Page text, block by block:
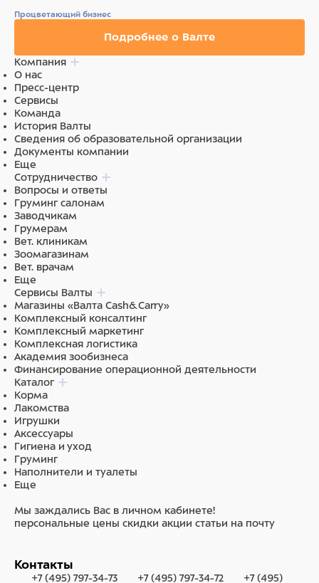
Процветающий бизнес
Подробнее о Валте
Компания
О нас
Пресс-центр
Сервисы
Команда
История Валты
Сведения об образовательной организации
Документы компании
Еще
Сотрудничество
Вопросы и ответы
Груминг салонам
Заводчикам
Грумерам
Вет. клиникам
Зоомагазинам
Вет. врачам
Еще
Сервисы Валты
Магазины «Валта Cash&Carry»
Комплексный консалтинг
Комплексный маркетинг
Комплексная логистика
Академия зообизнеса
Финансирование операционной деятельности
Каталог
Корма
Лакомства
Игрушки
Аксессуары
Гигиена и уход
Груминг
Наполнители и туалеты
Еще
Мы заждались Вас в личном кабинете!
персональные цены скидки акции статьи на почту
Контакты
+7 (495) 797-34-73 +7 (495) 797-34-72 +7 (495)